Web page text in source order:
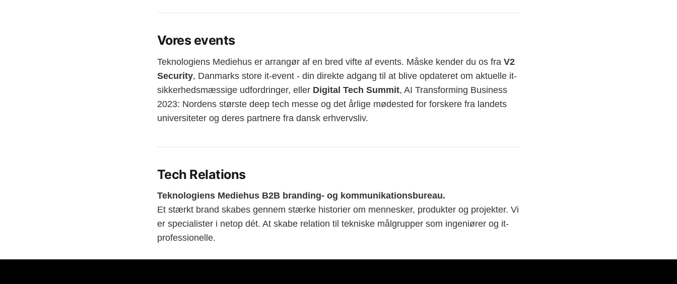
Vores events
Teknologiens Mediehus er arrangør af en bred vifte af events. Måske kender du os fra V2
Security, Danmarks store it-event - din direkte adgang til at blive opdateret om aktuelle it-
sikkerhedsmæssige udfordringer, eller Digital Tech Summit, AI Transforming Business
2023: Nordens største deep tech messe og det årlige mødested for forskere fra landets
universiteter og deres partnere fra dansk erhvervsliv.
Tech Relations
Teknologiens Mediehus B2B branding- og kommunikationsbureau.
Et stærkt brand skabes gennem stærke historier om mennesker, produkter og projekter. Vi
er specialister i netop dét. At skabe relation til tekniske målgrupper som ingeniører og it-
professionelle.